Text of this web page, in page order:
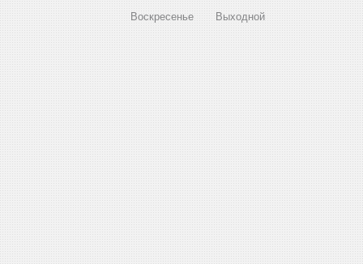
Воскресенье
Выходной